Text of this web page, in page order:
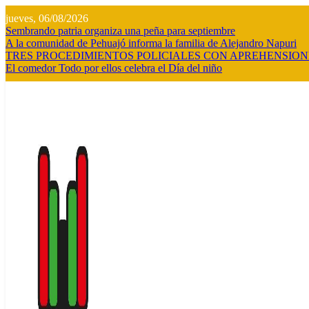
al
contenido
jueves, 06/08/2026
Sembrando patria organiza una peña para septiembre
A la comunidad de Pehuajó informa la familia de Alejandro Napuri
TRES PROCEDIMIENTOS POLICIALES CON
El comedor Todo por ellos celebra el Día del niño